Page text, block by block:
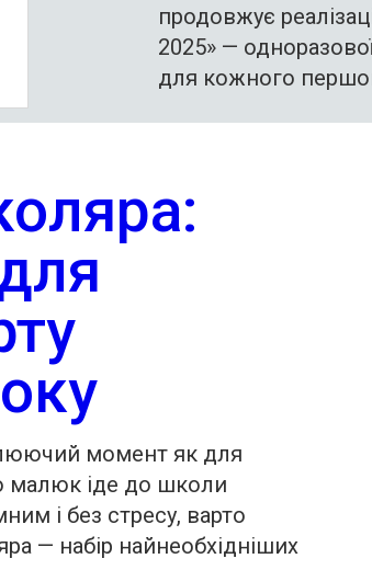
продовжує
2025» —
для кожного
момент як для
малюк іде до школи
і без стресу, варто
— набір найнеобхідніших